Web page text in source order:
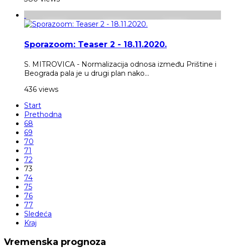
Sporazoom: Teaser 2 - 18.11.2020.
S. MITROVICA - Normalizacija odnosa između Prištine i
Beograda pala je u drugi plan nako...
436 views
Start
Prethodna
68
69
70
71
72
73
74
75
76
77
Sledeća
Kraj
Vremenska prognoza